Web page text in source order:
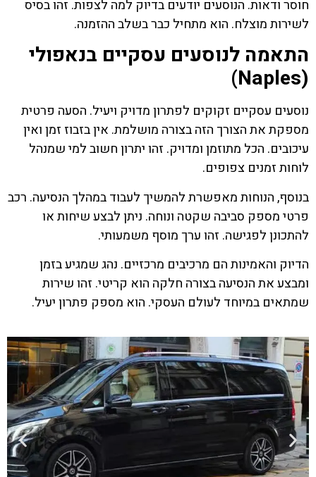
חוסר ודאות. הנוסעים יודעים בדיוק למה לצפות. זהו בסיס
לשירות מוצלח. הוא מתחיל כבר בשלב ההזמנה.
התאמה לנוסעים עסקיים בנאפולי
(Naples)
נוסעים עסקיים זקוקים לפתרון מדויק ויעיל. הסעה פרטית
מספקת את הצורך הזה בצורה מושלמת. אין בזבוז זמן ואין
עיכובים. הכל מתוזמן ומדויק. זהו יתרון חשוב למי שמנהל
לוחות זמנים צפופים.
בנוסף, הנוחות מאפשרת להמשיך לעבוד במהלך הנסיעה. רכב
פרטי מספק סביבה שקטה ונוחה. ניתן לבצע שיחות או
להתכונן לפגישה. זהו ערך מוסף משמעותי.
הדיוק והאמינות הם מרכיבים מרכזיים. נהג שמגיע בזמן
ומבצע את הנסיעה בצורה חלקה הוא קריטי. זהו שירות
שמתאים במיוחד לעולם העסקי. הוא מספק פתרון יעיל.